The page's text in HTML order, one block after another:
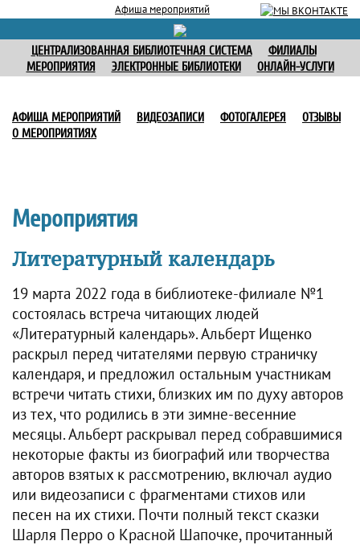
Афиша мероприятий
ЦЕНТРАЛИЗОВАННАЯ БИБЛИОТЕЧНАЯ СИСТЕМА
ФИЛИАЛЫ
МЕРОПРИЯТИЯ
ЭЛЕКТРОННЫЕ БИБЛИОТЕКИ ОНЛАЙН-УСЛУГИ
АФИША МЕРОПРИЯТИЙ ВИДЕОЗАПИСИ ФОТОГАЛЕРЕЯ
ОТЗЫВЫ
О МЕРОПРИЯТИЯХ
Мероприятия
Литературный календарь
19 марта 2022 года в библиотеке-филиале №1
состоялась встреча читающих людей
«Литературный календарь». Альберт Ищенко
раскрыл перед читателями первую страничку
календаря, и предложил остальным участникам
встречи читать стихи, близких им по духу авторов
из тех, что родились в эти зимне-весенние
месяцы. Альберт раскрывал перед собравшимися
некоторые факты из биографий или творчества
авторов взятых к рассмотрению, включал аудио
или видеозаписи с фрагментами стихов или
песен на их стихи. Почти полный текст сказки
Шарля Перро о Красной Шапочке, прочитанный